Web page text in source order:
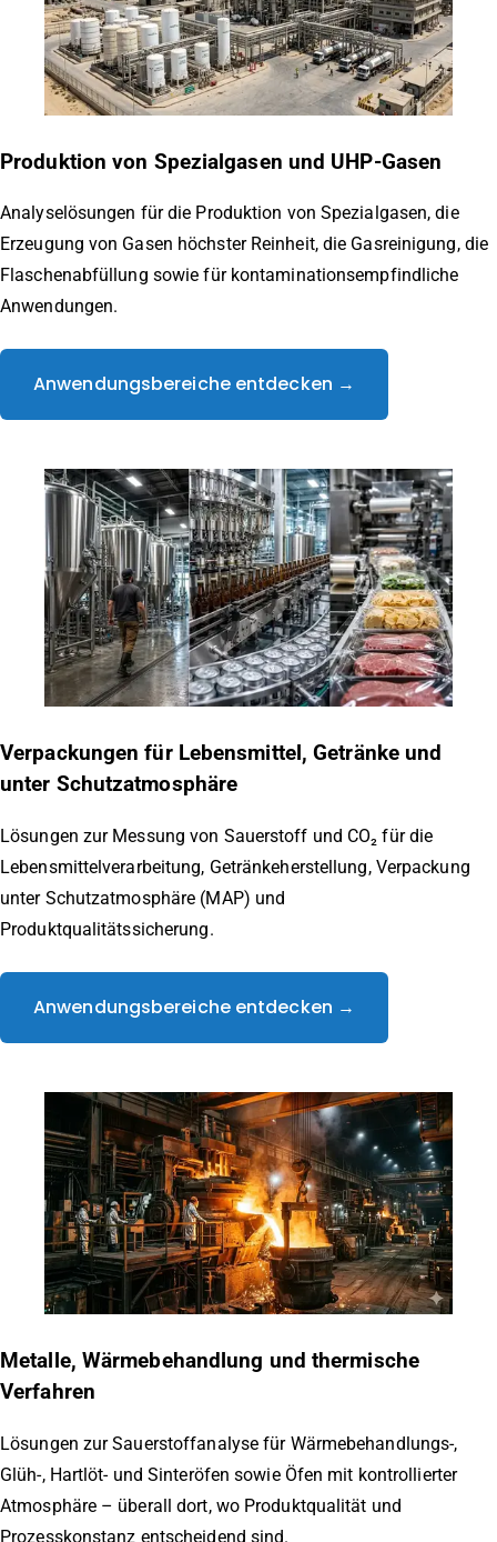
Produktion von Spezialgasen und UHP-Gasen
Analyselösungen für die Produktion von Spezialgasen, die
Erzeugung von Gasen höchster Reinheit, die Gasreinigung, die
Flaschenabfüllung sowie für kontaminationsempfindliche
Anwendungen.
Anwendungsbereiche entdecken →
Verpackungen für Lebensmittel, Getränke und
unter Schutzatmosphäre
Lösungen zur Messung von Sauerstoff und CO₂ für die
Lebensmittelverarbeitung, Getränkeherstellung, Verpackung
unter Schutzatmosphäre (MAP) und
Produktqualitätssicherung.
Anwendungsbereiche entdecken →
Metalle, Wärmebehandlung und thermische
Verfahren
Lösungen zur Sauerstoffanalyse für Wärmebehandlungs-,
Glüh-, Hartlöt- und Sinteröfen sowie Öfen mit kontrollierter
Atmosphäre – überall dort, wo Produktqualität und
Prozesskonstanz entscheidend sind.